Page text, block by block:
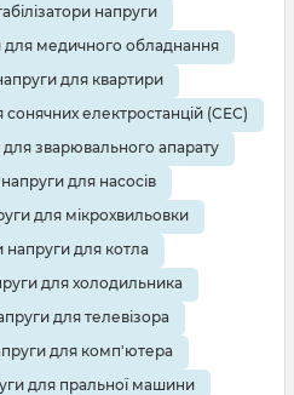
напруги
для медичного обладнання
для квартири
сонячних електростанцій (СЕС)
для зварювального апарату
для насосів
для мікрохвильовки
напруги для котла
для холодильника
для телевізора
для комп'ютера
для пральної машини